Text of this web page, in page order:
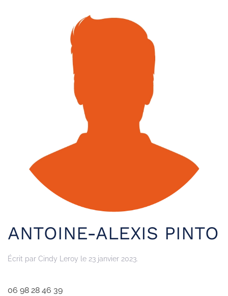
ANTOINE-ALEXIS PINTO
Écrit par Cindy Leroy le 23 janvier 2023.
06 98 28 46 39